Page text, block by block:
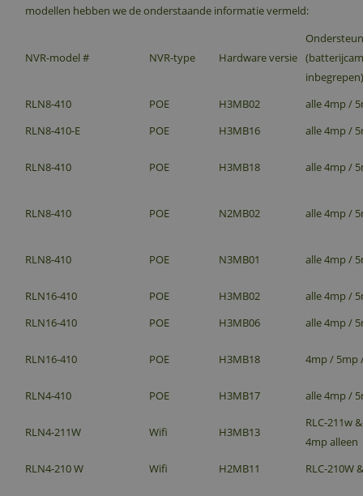
modellen hebben we de onderstaande informatie vermeld:
NVR-model # NVR-type Hardware versie
inbegrepen)
RLN8-410
POE H3MB02
alle 4mp /
RLN8-410-E
POE H3MB16 alle 4mp /
RLN8-410 POE H3MB18 alle 4mp /
RLN8-410 POE N2MB02 alle 4mp /
RLN8-410 POE N3MB01 alle 4mp /
RLN16-410 POE H3MB02
alle 4mp /
RLN16-410
POE H3MB06 alle 4mp /
RLN16-410 POE H3MB18 4mp / 5mp
RLN4-410 POE H3MB17 alle 4mp /
RLN4-211W Wifi H3MB13
RLC-211w
4mp alleen
RLN4-210 W
Wifi H2MB11 RLC-210W